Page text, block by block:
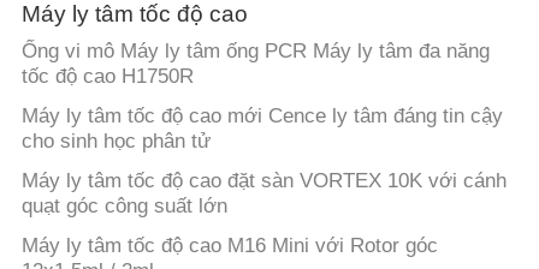
Máy ly tâm tốc độ cao
Ống vi mô Máy ly tâm ống PCR Máy ly tâm đa năng
tốc độ cao H1750R
Máy ly tâm tốc độ cao mới Cence ly tâm đáng tin cậy
cho sinh học phân tử
Máy ly tâm tốc độ cao đặt sàn VORTEX 10K với cánh
quạt góc công suất lớn
Máy ly tâm tốc độ cao M16 Mini với Rotor góc